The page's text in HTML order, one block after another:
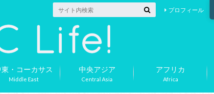
プロフィール
Middle East
・コーカサス
Central Asia
中央アジア
Africa
アフリカ